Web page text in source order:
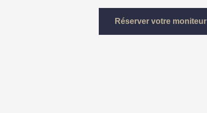
Réserver votre moniteur